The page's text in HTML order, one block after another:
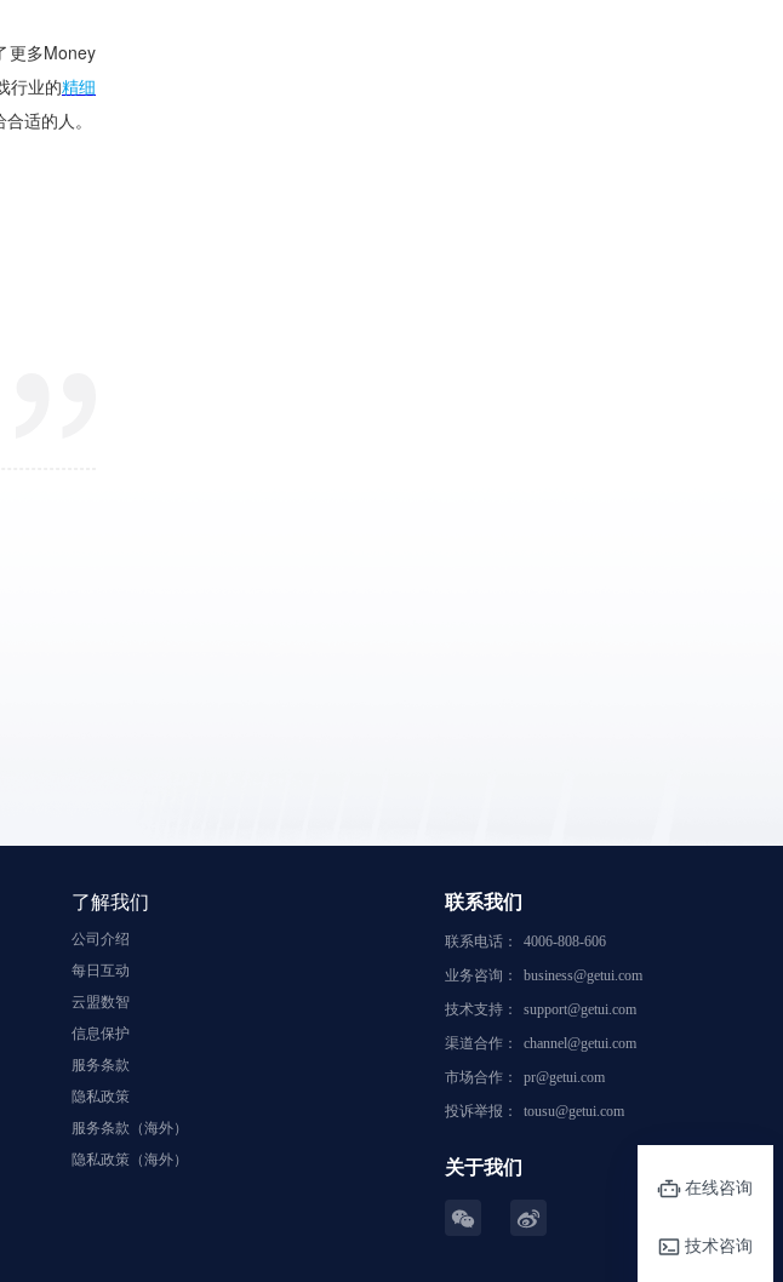
了解我们
公司介绍
每日互动
云盟数智
信息保护
服务条款
隐私政策
服务条款（海外）
隐私政策（海外）
联系我们
联系电话：
4006-808-606
业务咨询：
business@getui.com
技术支持：
support@getui.com
渠道合作：
channel@getui.com
市场合作：
pr@getui.com
投诉举报：
tousu@getui.com
关于我们
在线咨询
技术咨询